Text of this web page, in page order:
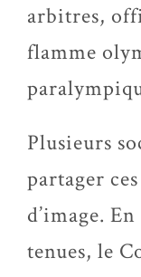
arbitres,
flamme
Plusieurs
partager
d’image.
tenues, le